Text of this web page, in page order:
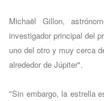
Michaël Gillon,
investigador principal del
uno del otro y muy cerca
alrededor de Júpiter".
"Sin embargo, la estrella